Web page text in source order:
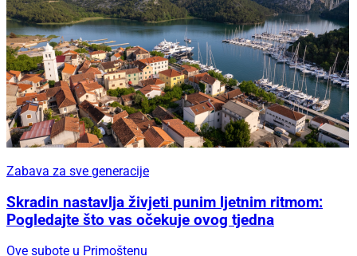
Zabava za sve generacije
Skradin nastavlja živjeti punim ljetnim ritmom:
Pogledajte što vas očekuje ovog tjedna
Ove subote u Primoštenu